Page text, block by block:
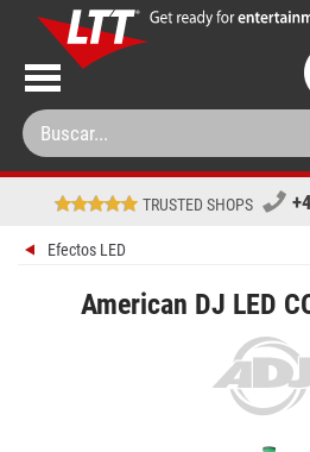
TRUSTED SHOPS
Efectos LED
American DJ LED